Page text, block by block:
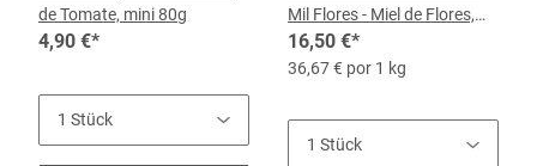
de Tomate, mini 80g
4,90 €*
Mil Flores - Miel de Flores,
Tarro de 450 g
16,50 €*
36,67 € por 1 kg